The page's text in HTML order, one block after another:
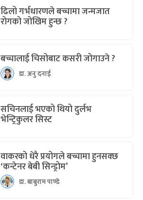
ढिलो गर्भधारणले बच्चामा जन्मजात
रोगको जोखिम हुन्छ ?
बच्चालाई चिसोबाट कसरी जोगाउने ?
डा. अनु दनाई
सचिनलाई भएको थियो दुर्लभ
भेन्ट्रिकुलर सिस्ट
वाकरको धेरै प्रयोगले बच्चामा हुनसक्छ
‘कन्टेनर बेबी सिन्ड्रोम’
डा. बाबुराम पाण्डे